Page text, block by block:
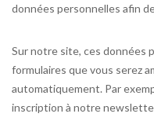
données personnelles afin
Sur notre site, ces données
formulaires que vous serez
automatiquement. Par
inscription à notre